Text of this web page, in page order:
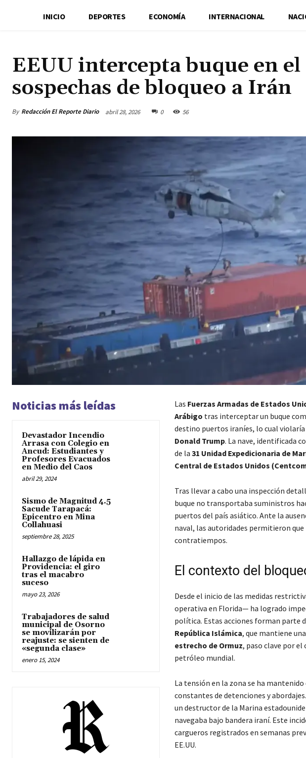
INICIO DEPORTES ECONOMÍA INTERNACIONAL
EEUU intercepta buque en
sospechas de bloqueo a Irán
By Redacción El Reporte Diario abril 28, 2026 0 56
Noticias más leídas
Devastador Incendio
Arrasa con Colegio en
Ancud: Estudiantes y
Profesores Evacuados
en Medio del Caos
abril 29, 2024
Sismo de Magnitud 4.5
Sacude Tarapacá:
Epicentro en Mina
Collahuasi
septiembre 28, 2025
Hallazgo de lápida en
Providencia: el giro
tras el macabro
suceso
mayo 23, 2026
Trabajadores de salud
municipal de Osorno
se movilizarán por
reajuste: se sienten de
«segunda clase»
enero 15, 2024
Las Fuerzas Armadas de Estados
Arábigo tras interceptar un buque
destino puertos iraníes, lo cual
Donald Trump. La nave, identificada
de la 31 Unidad Expedicionaria de
Central de Estados Unidos
Tras llevar a cabo una inspección
buque no transportaba suministros
puertos del país asiático. Ante la
naval, las autoridades permitieron
contratiempos.
El contexto del
Desde el inicio de las medidas
operativa en Florida— ha logrado
política. Estas acciones forman parte
República Islámica, que mantiene
estrecho de Ormuz, paso clave por
petróleo mundial.
La tensión en la zona se ha
constantes de detenciones y
un destructor de la Marina
navegaba bajo bandera iraní. Este
cargueros registrados en semanas
EE.UU.